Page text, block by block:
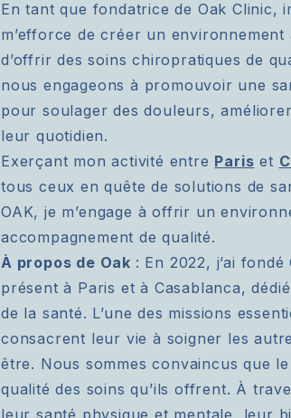
En tant que fondatrice de Oak Clinic,
m’efforce de créer un
d’offrir des soins chiropratiques de
nous engageons à promouvoir une
pour soulager des douleurs,
leur quotidien.
Exerçant mon activité entre Paris et
tous ceux en quête de solutions de
OAK, je m’engage à offrir un
accompagnement de qualité.
À propos de Oak : En 2022, j’ai
présent à Paris et à Casablanca,
de la santé. L’une des missions
consacrent leur vie à soigner les
être. Nous sommes convaincus que
qualité des soins qu’ils offrent. À
leur santé physique et mentale, leur